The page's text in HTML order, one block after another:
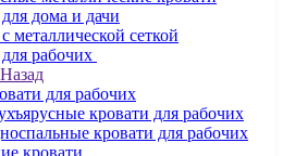
дома и дачи
металлической сеткой
рабочих
Назад
для рабочих
кровати для рабочих
кровати для рабочих
кровати